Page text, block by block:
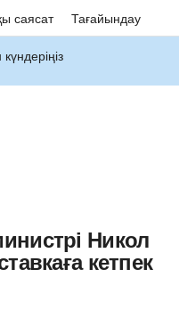
саясат Тағайындау
Никол
кетпек